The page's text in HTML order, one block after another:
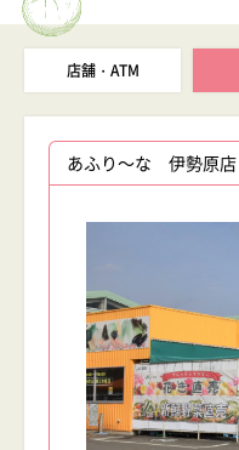
店舗・ATM
あふり～な 伊勢原店